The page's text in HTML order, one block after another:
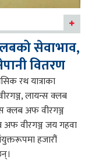
सेवाभाव,
वितरण
रथ यात्राका
लायन्स क्लब
क्लब अफ वीरगञ्ज
वीरगञ्ज जय गहवा
हजारौं